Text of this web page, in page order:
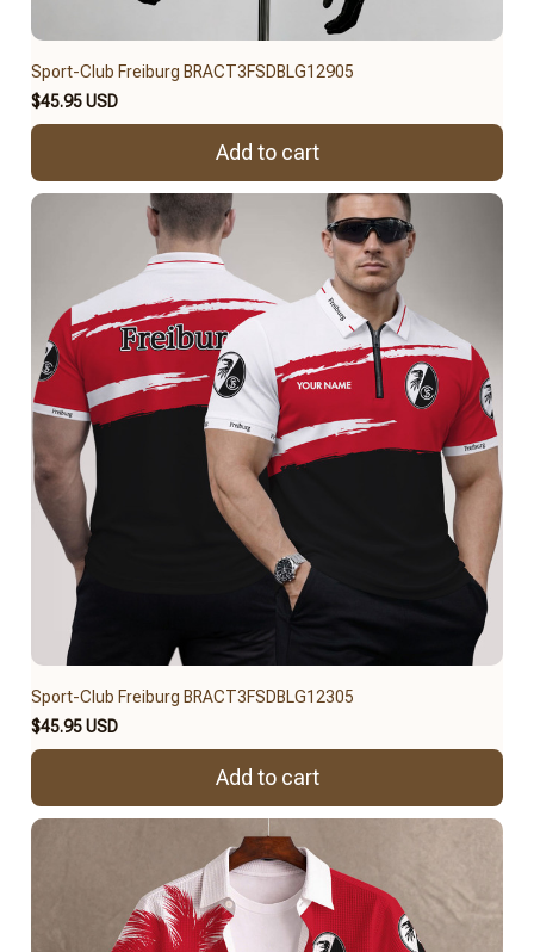
Sport-Club Freiburg BRACT3FSDBLG12905
$45.95 USD
Add to cart
Sport-Club Freiburg BRACT3FSDBLG12305
$45.95 USD
Add to cart